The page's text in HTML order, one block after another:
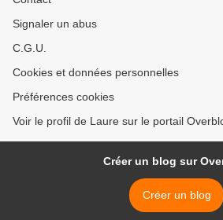
Signaler un abus
C.G.U.
Cookies et données personnelles
Préférences cookies
Voir le profil de Laure sur le portail
Créer un blog sur
Créer un blog